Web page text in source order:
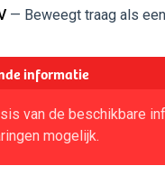
— Beweegt traag als
informatie
van de beschikbare
mogelijk.